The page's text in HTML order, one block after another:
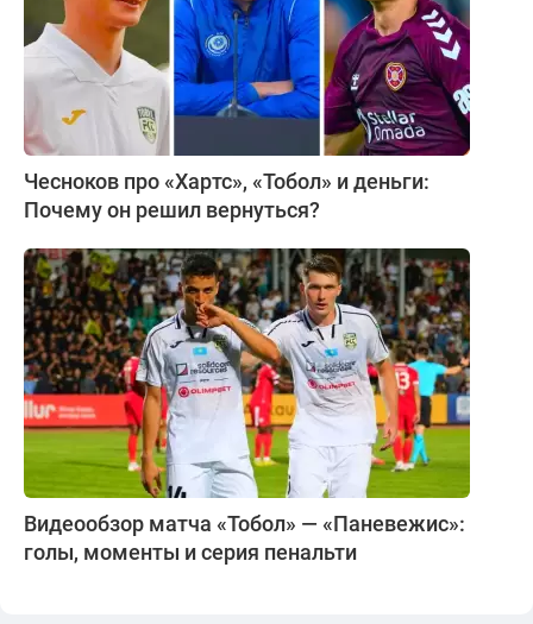
Чесноков про «Хартс», «Тобол» и деньги:
Почему он решил вернуться?
Видеообзор матча «Тобол» — «Паневежис»:
голы, моменты и серия пенальти